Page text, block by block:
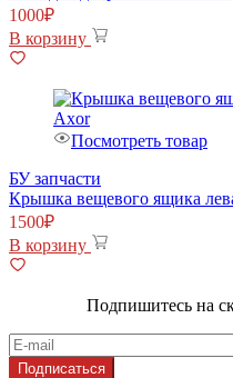
1000₽
В корзину
Посмотреть товар
БУ запчасти
Крышка вещевого ящика
1500₽
В корзину
Подпишитесь на